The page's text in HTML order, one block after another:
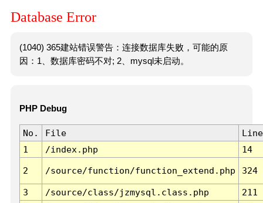
Database Error
(1040) 365建站错误警告：连接数据库失败，可能的原
因：1、数据库密码不对; 2、mysql未启动。
PHP Debug
No. File
Line
1
/index.php 14
2 /source/function/function_extend.php 324
3 /source/class/jzmysql.class.php
211